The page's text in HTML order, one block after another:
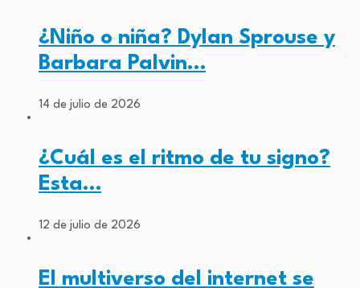
¿Niño o niña? Dylan Sprouse y
Barbara Palvin…
14 de julio de 2026
¿Cuál es el ritmo de tu signo?
Esta…
12 de julio de 2026
El multiverso del internet se